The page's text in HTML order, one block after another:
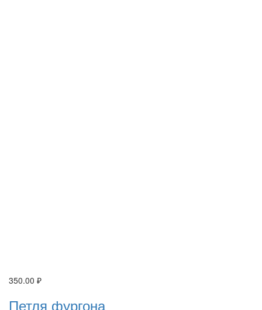
350.00 ₽
Петля фургона